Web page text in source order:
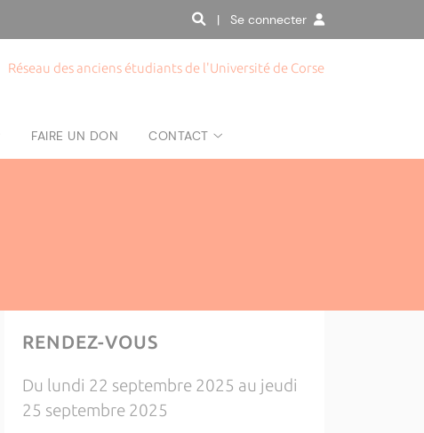
| Se connecter
Réseau des anciens étudiants de l'Université de Corse
FAIRE UN DON CONTACT
RENDEZ-VOUS
Du lundi 22 septembre 2025 au jeudi
25 septembre 2025